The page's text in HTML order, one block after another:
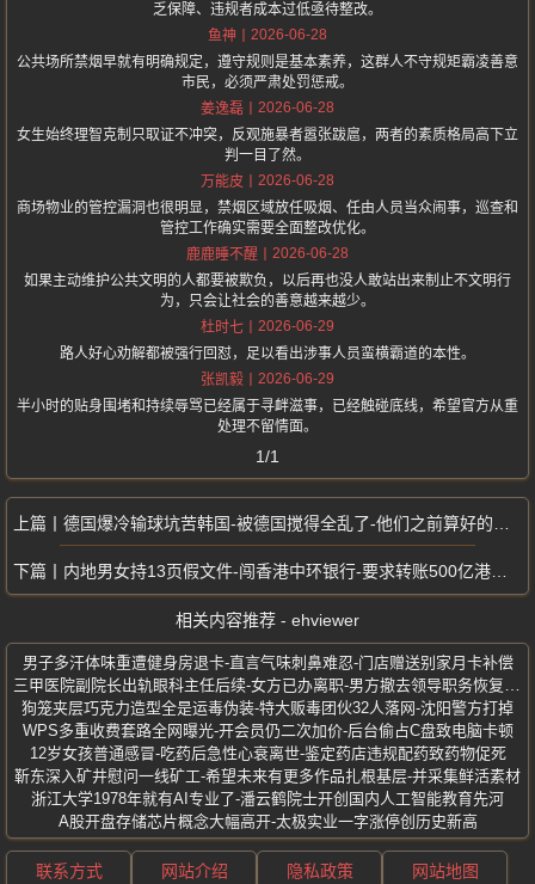
乏保障、违规者成本过低亟待整改。
鱼神
2026-06-28
公共场所禁烟早就有明确规定，遵守规则是基本素养，这群人不守规矩霸凌善意
市民，必须严肃处罚惩戒。
姜逸磊
2026-06-28
女生始终理智克制只取证不冲突，反观施暴者嚣张跋扈，两者的素质格局高下立
判一目了然。
万能皮
2026-06-28
商场物业的管控漏洞也很明显，禁烟区域放任吸烟、任由人员当众闹事，巡查和
管控工作确实需要全面整改优化。
鹿鹿睡不醒
2026-06-28
如果主动维护公共文明的人都要被欺负，以后再也没人敢站出来制止不文明行
为，只会让社会的善意越来越少。
杜时七
2026-06-29
路人好心劝解都被强行回怼，足以看出涉事人员蛮横霸道的本性。
张凯毅
2026-06-29
半小时的贴身围堵和持续辱骂已经属于寻衅滋事，已经触碰底线，希望官方从重
处理不留情面。
1/1
德国爆冷输球坑苦韩国-被德国搅得全乱了-他们之前算好的出线账
内地男女持13页假文件-闯香港中环银行-要求转账500亿港元当场被捕
相关内容推荐 - ehviewer
男子多汗体味重遭健身房退卡-直言气味刺鼻难忍-门店赠送别家月卡补偿
三甲医院副院长出轨眼科主任后续-女方已办离职-男方撤去领导职务恢复出诊
狗笼夹层巧克力造型全是运毒伪装-特大贩毒团伙32人落网-沈阳警方打掉
WPS多重收费套路全网曝光-开会员仍二次加价-后台偷占C盘致电脑卡顿
12岁女孩普通感冒-吃药后急性心衰离世-鉴定药店违规配药致药物促死
靳东深入矿井慰问一线矿工-希望未来有更多作品扎根基层-并采集鲜活素材
浙江大学1978年就有AI专业了-潘云鹤院士开创国内人工智能教育先河
A股开盘存储芯片概念大幅高开-太极实业一字涨停创历史新高
联系方式 网站介绍 隐私政策 网站地图